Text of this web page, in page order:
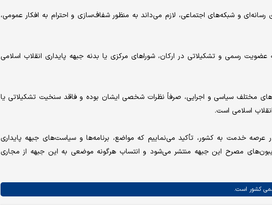
و شبکه‌های اجتماعی، لازم می‌داند به منظور شفاف‌سازی و احترام به افکار عمومی،
رسمی و تشکیلاتی در ارکان، شوراهای مرکزی یا بدنه جبهه پایداری انقلاب اسلامی
مختلف سیاسی و اجرایی، صرفاً نظرات شخصی ایشان بوده و فاقد سنخیت تشکیلاتی یا
اسلامی است.
عرصه خدمت به کشور، تأکید می‌نماییم که مواضع، برنامه‌ها و سیاست‌های جبهه پایداری
مصرح این جبهه منتشر می‌شود و انتساب هرگونه موضعی به این جبهه از مجاری
کشور است.